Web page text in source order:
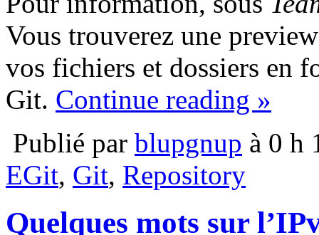
Vous trouverez une
vos fichiers et dossiers en
Git. Continue reading »
Publié par blupgnup à 0 h
EGit, Git, Repository
Quelques mots sur